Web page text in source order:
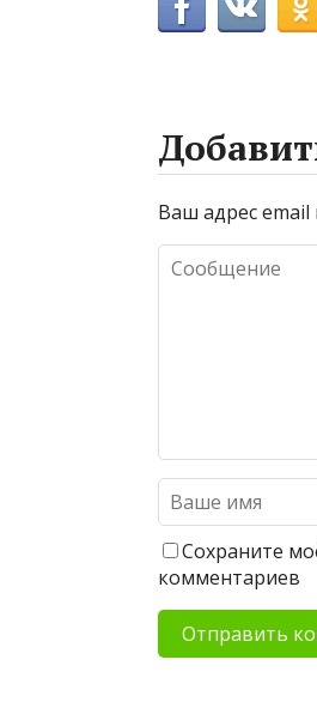
Ваш адрес email
Сохраните
комментариев